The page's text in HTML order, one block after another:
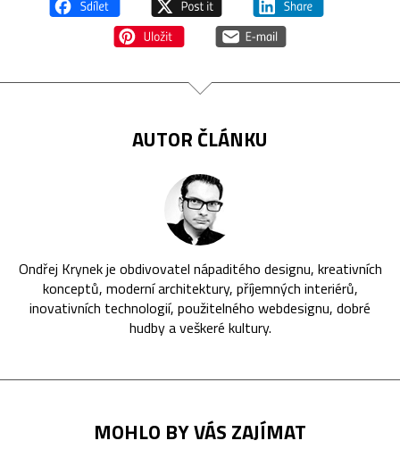
AUTOR ČLÁNKU
Ondřej Krynek je obdivovatel nápaditého designu, kreativních
konceptů, moderní architektury, příjemných interiérů,
inovativních technologií, použitelného webdesignu, dobré
hudby a veškeré kultury.
MOHLO BY VÁS ZAJÍMAT